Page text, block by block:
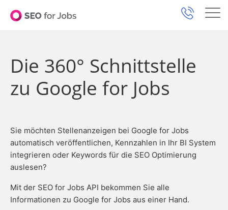
Die 360° Schnittstelle
zu Google for Jobs
Sie möchten Stellenanzeigen bei Google for Jobs
automatisch veröffentlichen, Kennzahlen in Ihr BI System
integrieren oder Keywords für die SEO Optimierung
auslesen?
Mit der SEO for Jobs API bekommen Sie alle
Informationen zu Google for Jobs aus einer Hand.